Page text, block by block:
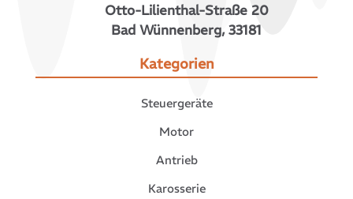
Otto-Lilienthal-Straße 20
Bad Wünnenberg, 33181
Kategorien
Steuergeräte
Motor
Antrieb
Karosserie